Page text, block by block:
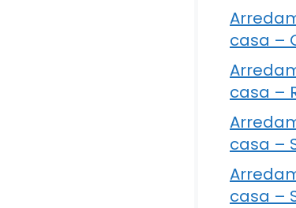
casa –
casa –
casa –
casa –